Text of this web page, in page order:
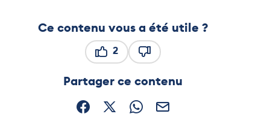
Ce contenu vous a été utile ?
2
Partager ce contenu
Partager sur Facebook (nouvelle fenêtre)
Partager sur X / Twitter (nouvelle
Partager sur WhatsApp
Partager par mail